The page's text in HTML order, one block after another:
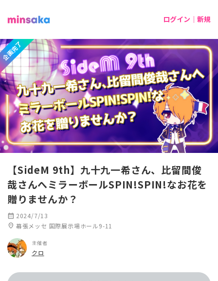
ログイン｜新規
企画完了
【SideM 9th】九十九一希さん、比留間俊
哉さんへミラーボールSPIN!SPIN!なお花を
贈りませんか？
calendar_month 2024/7/13
location_on 幕張メッセ 国際展示場ホール9-11
主催者
クロ